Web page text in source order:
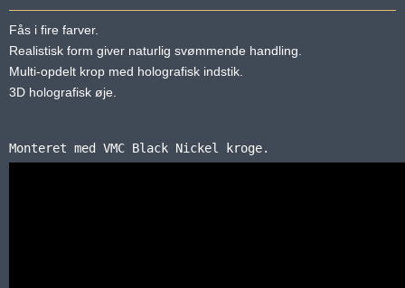
Fås i fire farver.
Realistisk form giver naturlig svømmende handling.
Multi-opdelt krop med holografisk indstik.
3D holografisk øje.
Monteret med VMC Black Nickel kroge.